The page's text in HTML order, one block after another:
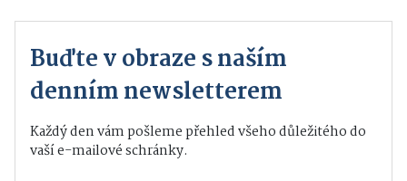
Buďte v obraze s naším
denním newsletterem
Každý den vám pošleme přehled všeho důležitého do
vaší e-mailové schránky.